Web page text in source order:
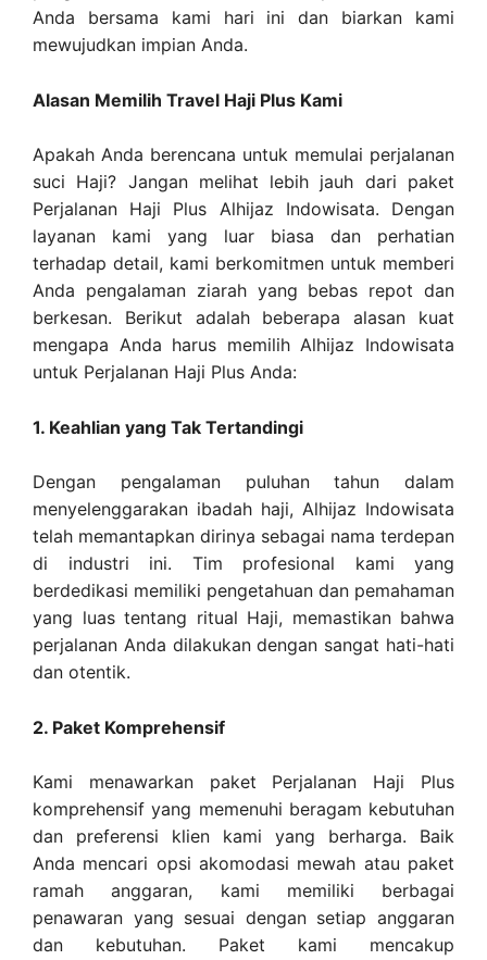
Anda bersama kami hari ini dan biarkan kami
mewujudkan impian Anda.
Alasan Memilih Travel Haji Plus Kami
Apakah Anda berencana untuk memulai perjalanan
suci Haji? Jangan melihat lebih jauh dari paket
Perjalanan Haji Plus Alhijaz Indowisata. Dengan
layanan kami yang luar biasa dan perhatian
terhadap detail, kami berkomitmen untuk memberi
Anda pengalaman ziarah yang bebas repot dan
berkesan. Berikut adalah beberapa alasan kuat
mengapa Anda harus memilih Alhijaz Indowisata
untuk Perjalanan Haji Plus Anda:
1. Keahlian yang Tak Tertandingi
Dengan pengalaman puluhan tahun dalam
menyelenggarakan ibadah haji, Alhijaz Indowisata
telah memantapkan dirinya sebagai nama terdepan
di industri ini. Tim profesional kami yang
berdedikasi memiliki pengetahuan dan pemahaman
yang luas tentang ritual Haji, memastikan bahwa
perjalanan Anda dilakukan dengan sangat hati-hati
dan otentik.
2. Paket Komprehensif
Kami menawarkan paket Perjalanan Haji Plus
komprehensif yang memenuhi beragam kebutuhan
dan preferensi klien kami yang berharga. Baik
Anda mencari opsi akomodasi mewah atau paket
ramah anggaran, kami memiliki berbagai
penawaran yang sesuai dengan setiap anggaran
dan kebutuhan. Paket kami mencakup